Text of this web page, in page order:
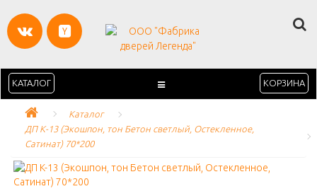
КАТАЛОГ КОРЗИНА
Каталог
ДП K-13 (Экошпон, тон Бетон светлый, Остекленное,
Сатинат) 70*200